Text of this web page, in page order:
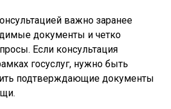
важно заранее
документы и четко
Если консультация
госуслуг, нужно быть
подтверждающие документы